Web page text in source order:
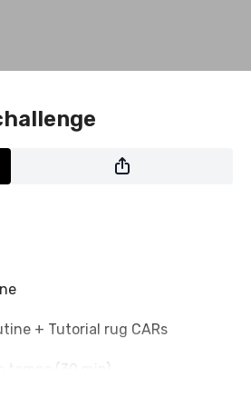
+ Tutorial rug CARs
tempo (30 min)